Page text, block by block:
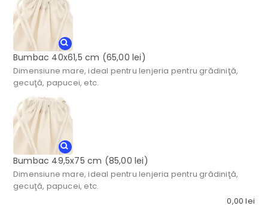
Bumbac 40x61,5 cm (65,00 lei)
Dimensiune mare, ideal pentru lenjeria pentru grădiniţă,
gecuţă, papucei, etc.
Bumbac 49,5x75 cm (85,00 lei)
Dimensiune mare, ideal pentru lenjeria pentru grădiniţă,
gecuţă, papucei, etc.
0,00lei